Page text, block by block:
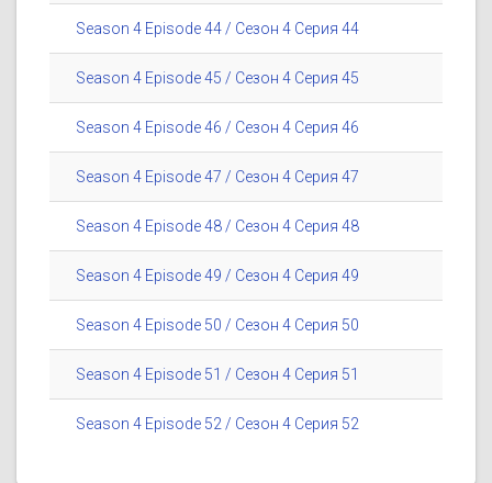
Season 4 Episode 44 / Сезон 4 Серия 44
Season 4 Episode 45 / Сезон 4 Серия 45
Season 4 Episode 46 / Сезон 4 Серия 46
Season 4 Episode 47 / Сезон 4 Серия 47
Season 4 Episode 48 / Сезон 4 Серия 48
Season 4 Episode 49 / Сезон 4 Серия 49
Season 4 Episode 50 / Сезон 4 Серия 50
Season 4 Episode 51 / Сезон 4 Серия 51
Season 4 Episode 52 / Сезон 4 Серия 52